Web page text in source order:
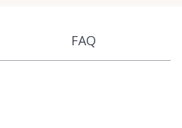
FAQ